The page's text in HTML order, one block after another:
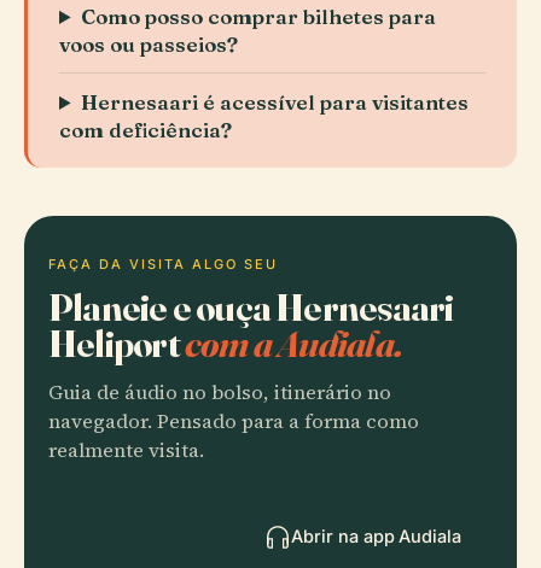
Como posso comprar bilhetes para
voos ou passeios?
Hernesaari é acessível para visitantes
com deficiência?
FAÇA DA VISITA ALGO SEU
Planeie e ouça Hernesaari
Heliportcom a Audiala.
Guia de áudio no bolso, itinerário no
navegador. Pensado para a forma como
realmente visita.
Abrir na app Audiala